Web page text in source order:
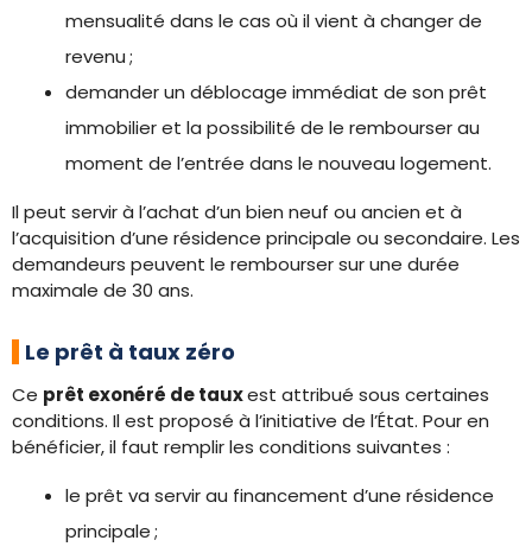
mensualité dans le cas où il vient à changer de
revenu ;
demander un déblocage immédiat de son prêt
immobilier et la possibilité de le rembourser au
moment de l’entrée dans le nouveau logement.
Il peut servir à l’achat d’un bien neuf ou ancien et à
l’acquisition d’une résidence principale ou secondaire. Les
demandeurs peuvent le rembourser sur une durée
maximale de 30 ans.
Le prêt à taux zéro
Ce prêt exonéré de tauxest attribué sous certaines
conditions. Il est proposé à l’initiative de l’État. Pour en
bénéficier, il faut remplir les conditions suivantes :
le prêt va servir au financement d’une résidence
principale ;